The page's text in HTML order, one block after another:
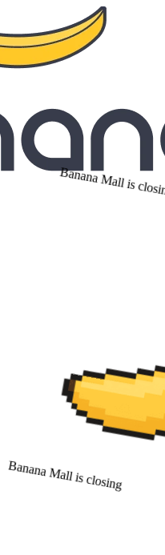
Banana Mall is
Banana Mall is closing